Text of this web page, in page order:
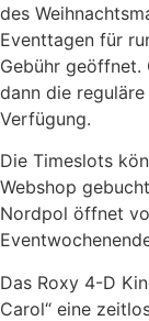
des
Eventtagen für
Gebühr geöffnet.
dann die
Verfügung.
Die Timeslots
Webshop
Nordpol öffnet
Das Roxy 4-D
Carol“ eine